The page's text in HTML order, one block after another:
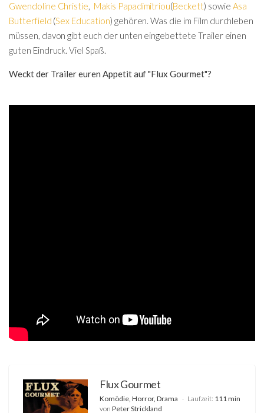
Gwendoline Christie, Makis Papadimitriou(Beckett) sowie Asa
Butterfield (Sex Education) gehören. Was die im Film durchleben
müssen, davon gibt euch der unten eingebettete Trailer einen
guten Eindruck. Viel Spaß.
Weckt der Trailer euren Appetit auf "Flux Gourmet"?
Flux Gourmet
Komödie, Horror, Drama Laufzeit: 111 min
von Peter Strickland